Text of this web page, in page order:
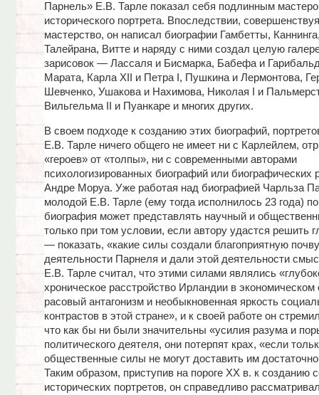
Парнель» Е.В. Тарле показал себя подлинным
исторического портрета. Впоследствии,
мастерство, он написал биографии Гамбетты,
Талейрана, Витте и наряду с ними создал целую
зарисовок — Лассаля и Бисмарка, Бабефа и
Марата, Карла XII и Петра I, Пушкина и Лермонтова,
Шевченко, Ушакова и Нахимова, Николая I и
Вильгельма II и Пуанкаре и многих других.
В своем подходе к созданию этих биографий,
Е.В. Тарле ничего общего не имеет ни с Карлейлем,
«героев» от «толпы», ни с современными авторами
психологизированных биографий или биографических
Андре Моруа. Уже работая над биографией Чарльза
молодой Е.В. Тарле (ему тогда исполнилось 23 года)
биография может представлять научный и
только при том условии, если автору удастся решить
— показать, «какие силы создали благоприятную
деятельности Парнеля и дали этой деятельности
Е.В. Тарле считал, что этими силами являлись
хроническое расстройство Ирландии в экономическом
расовый антагонизм и необыкновенная яркость
контрастов в этой стране», и к своей работе он
что как бы ни были значительны «усилия разума и
политического деятеля, они потерпят крах, «если
общественные силы не могут доставить им
Таким образом, приступив на пороге XX в. к созданию
исторических портретов, он справедливо